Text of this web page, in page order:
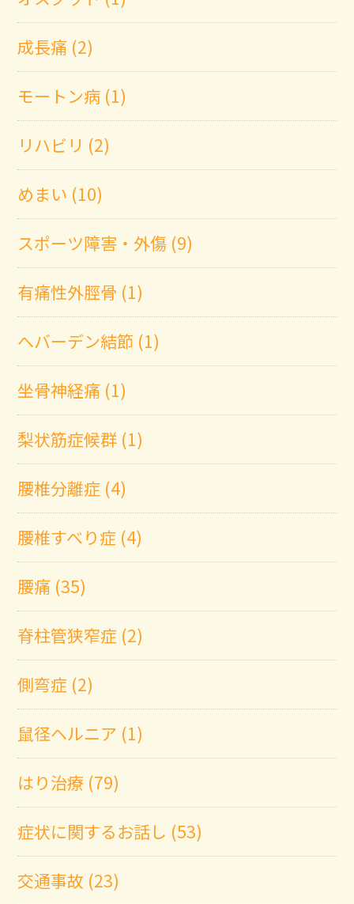
成長痛 (2)
モートン病 (1)
リハビリ (2)
めまい (10)
スポーツ障害・外傷 (9)
有痛性外脛骨 (1)
へバーデン結節 (1)
坐骨神経痛 (1)
梨状筋症候群 (1)
腰椎分離症 (4)
腰椎すべり症 (4)
腰痛 (35)
脊柱管狭窄症 (2)
側弯症 (2)
鼠径ヘルニア (1)
はり治療 (79)
症状に関するお話し (53)
交通事故 (23)